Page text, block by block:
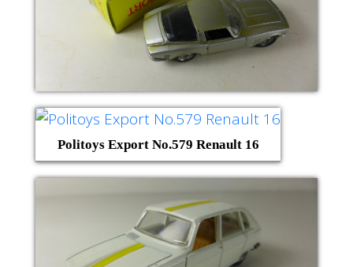
Politoys Export No.579 Renault 16